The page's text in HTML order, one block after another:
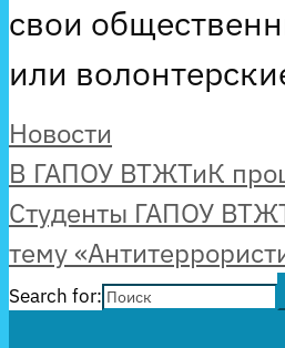
свои
или
Рубрики
Новости
В ГАПОУ ВТЖТиК
Студенты ГАПОУ
тему
Search for: